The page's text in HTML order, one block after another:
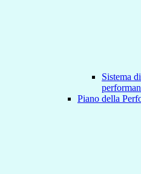
Sistema
Piano della